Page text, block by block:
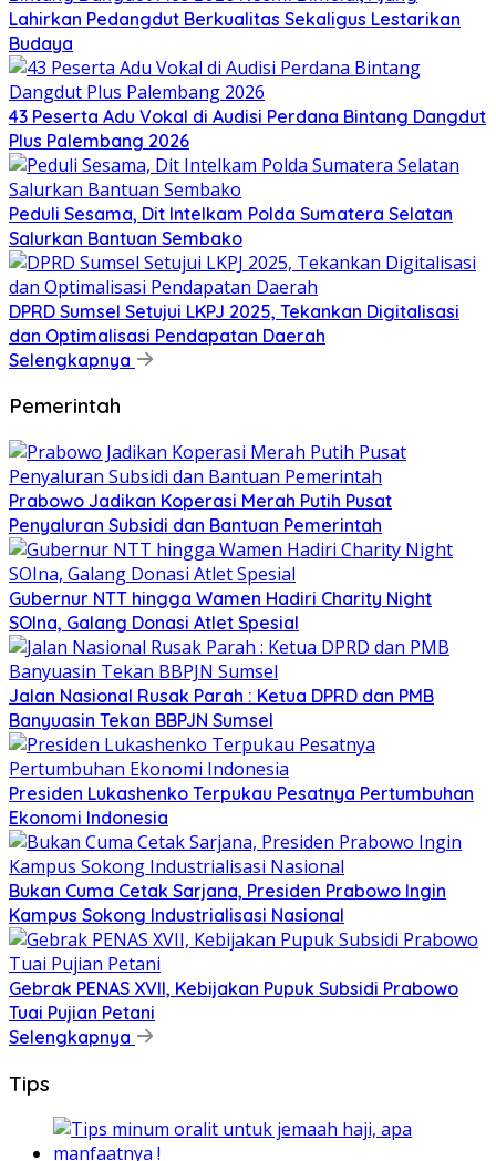
Lahirkan Pedangdut Berkualitas Sekaligus Lestarikan
Budaya
43 Peserta Adu Vokal di Audisi Perdana Bintang Dangdut
Plus Palembang 2026
Peduli Sesama, Dit Intelkam Polda Sumatera Selatan
Salurkan Bantuan Sembako
DPRD Sumsel Setujui LKPJ 2025, Tekankan Digitalisasi
dan Optimalisasi Pendapatan Daerah
Selengkapnya
Pemerintah
Prabowo Jadikan Koperasi Merah Putih Pusat
Penyaluran Subsidi dan Bantuan Pemerintah
Gubernur NTT hingga Wamen Hadiri Charity Night
SOIna, Galang Donasi Atlet Spesial
Jalan Nasional Rusak Parah : Ketua DPRD dan PMB
Banyuasin Tekan BBPJN Sumsel
Presiden Lukashenko Terpukau Pesatnya Pertumbuhan
Ekonomi Indonesia
Bukan Cuma Cetak Sarjana, Presiden Prabowo Ingin
Kampus Sokong Industrialisasi Nasional
Gebrak PENAS XVII, Kebijakan Pupuk Subsidi Prabowo
Tuai Pujian Petani
Selengkapnya
Tips